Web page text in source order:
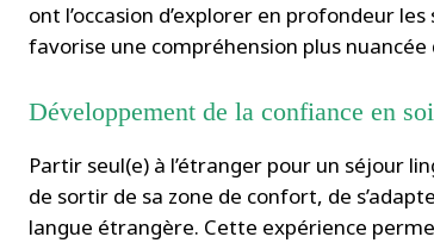
ont l’occasion d’explorer en profondeur
favorise une compréhension plus
Développement de la confiance en soi
Partir seul(e) à l’étranger pour un séjour
de sortir de sa zone de confort, de
langue étrangère. Cette expérience